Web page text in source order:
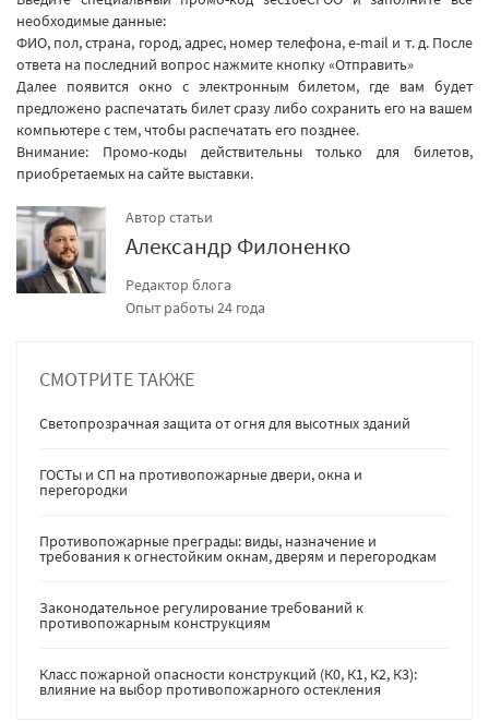
необходимые данные:
ФИО, пол, страна, город, адрес, номер телефона, e-mail и т. д. После
ответа на последний вопрос нажмите кнопку «Отправить»
Далее появится окно с электронным билетом, где вам будет
предложено распечатать билет сразу либо сохранить его на вашем
компьютере с тем, чтобы распечатать его позднее.
Внимание: Промо-коды действительны только для билетов,
приобретаемых на сайте выставки.
Автор статьи
Александр Филоненко
Редактор блога
Опыт работы 24 года
СМОТРИТЕ ТАКЖЕ
Светопрозрачная защита от огня для высотных зданий
ГОСТы и СП на противопожарные двери, окна и
перегородки
Противопожарные преграды: виды, назначение и
требования к огнестойким окнам, дверям и перегородкам
Законодательное регулирование требований к
противопожарным конструкциям
Класс пожарной опасности конструкций (К0, К1, К2, К3):
влияние на выбор противопожарного остекления